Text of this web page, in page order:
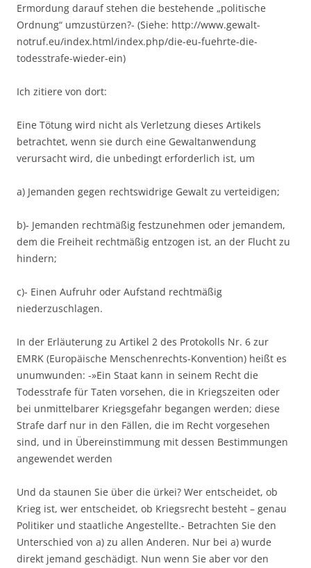
Ermordung darauf stehen die bestehende „politische
Ordnung“ umzustürzen?- (Siehe: http://www.gewalt-
notruf.eu/index.html/index.php/die-eu-fuehrte-die-
todesstrafe-wieder-ein)
Ich zitiere von dort:
Eine Tötung wird nicht als Verletzung dieses Artikels
betrachtet, wenn sie durch eine Gewaltanwendung
verursacht wird, die unbedingt erforderlich ist, um
a) Jemanden gegen rechtswidrige Gewalt zu verteidigen;
b)- Jemanden rechtmäßig festzunehmen oder jemandem,
dem die Freiheit rechtmäßig entzogen ist, an der Flucht zu
hindern;
c)- Einen Aufruhr oder Aufstand rechtmäßig
niederzuschlagen.
In der Erläuterung zu Artikel 2 des Protokolls Nr. 6 zur
EMRK (Europäische Menschenrechts-Konvention) heißt es
unumwunden: -»Ein Staat kann in seinem Recht die
Todesstrafe für Taten vorsehen, die in Kriegszeiten oder
bei unmittelbarer Kriegsgefahr begangen werden; diese
Strafe darf nur in den Fällen, die im Recht vorgesehen
sind, und in Übereinstimmung mit dessen Bestimmungen
angewendet werden
Und da staunen Sie über die ürkei? Wer entscheidet, ob
Krieg ist, wer entscheidet, ob Kriegsrecht besteht – genau
Politiker und staatliche Angestellte.- Betrachten Sie den
Unterschied von a) zu allen Anderen. Nur bei a) wurde
direkt jemand geschädigt. Nun wenn Sie aber vor den